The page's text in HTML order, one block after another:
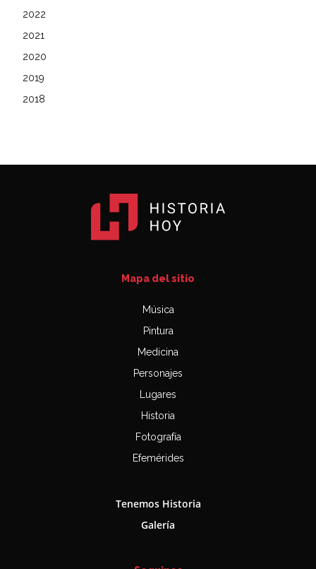
2022
2021
2020
2019
2018
Mapa del sitio
Música
Pintura
Medicina
Personajes
Lugares
Historia
Fotografía
Efemérides
Tenemos Historia
Galería